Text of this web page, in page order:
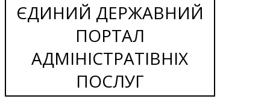
ЄДИНИЙ ДЕРЖАВНИЙ
ПОРТАЛ
АДМІНІСТРАТІВНІХ
ПОСЛУГ